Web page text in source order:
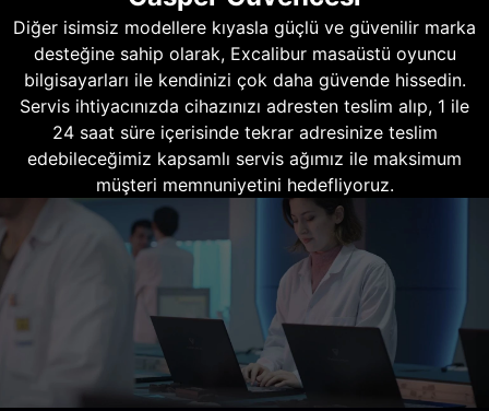
Diğer isimsiz modellere kıyasla güçlü ve güvenilir marka
desteğine sahip olarak, Excalibur masaüstü oyuncu
bilgisayarları ile kendinizi çok daha güvende hissedin.
Servis ihtiyacınızda cihazınızı adresten teslim alıp, 1 ile
24 saat süre içerisinde tekrar adresinize teslim
edebileceğimiz kapsamlı servis ağımız ile maksimum
müşteri memnuniyetini hedefliyoruz.